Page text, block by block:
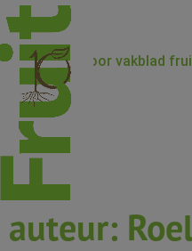
Spring
naar
de
inhoud
hoera voor vakblad
auteur: